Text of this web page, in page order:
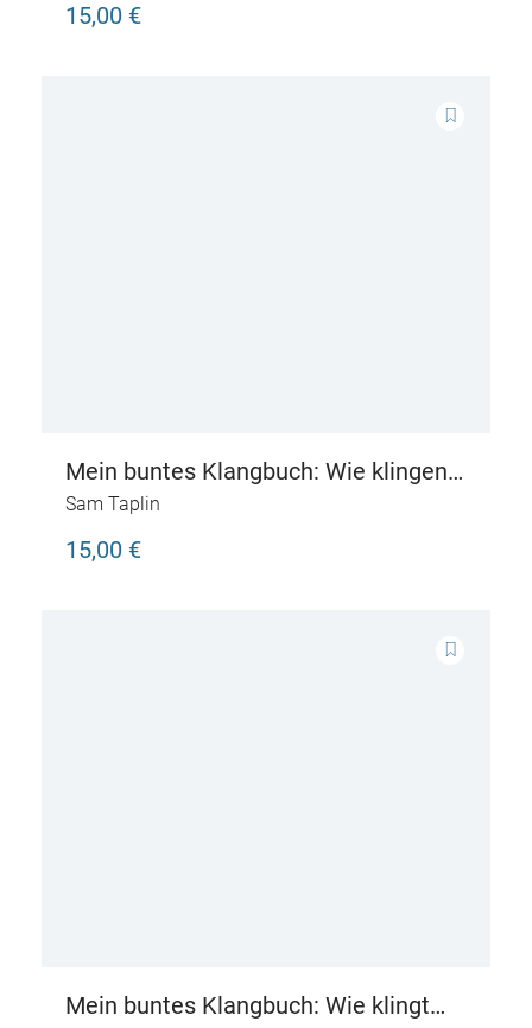
15,00 €
Mein buntes Klangbuch: Wie klingen
die Fahrzeuge?
Sam Taplin
15,00 €
Mein buntes Klangbuch: Wie klingt